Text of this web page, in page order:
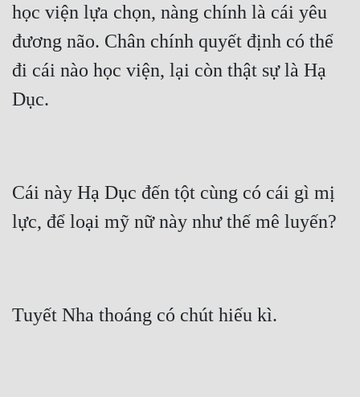
học viện lựa chọn, nàng chính là cái yêu
đương não. Chân chính quyết định có thể
đi cái nào học viện, lại còn thật sự là Hạ
Dục.
Cái này Hạ Dục đến tột cùng có cái gì mị
lực, để loại mỹ nữ này như thế mê luyến?
Tuyết Nha thoáng có chút hiếu kì.